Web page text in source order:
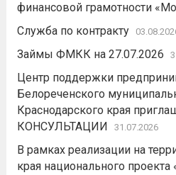
финансовой грамотности
Служба по контракту
Займы ФМКК на 27.07.2026
Центр поддержки
Белореченского
Краснодарского края
КОНСУЛЬТАЦИИ
31.07.2026
В рамках реализации на
края национального